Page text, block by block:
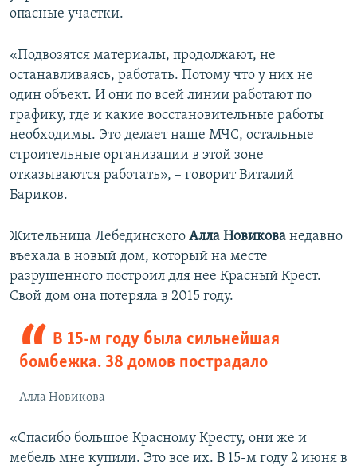
опасные участки.
«Подвозятся материалы, продолжают, не
останавливаясь, работать. Потому что у них не
один объект. И они по всей линии работают по
графику, где и какие восстановительные работы
необходимы. Это делает наше МЧС, остальные
строительные организации в этой зоне
отказываются работать», – говорит Виталий
Бариков.
Жительница Лебединского Алла Новикова недавно
въехала в новый дом, который на месте
разрушенного построил для нее Красный Крест.
Свой дом она потеряла в 2015 году.
В 15-м году была сильнейшая
бомбежка. 38 домов пострадало
Алла Новикова
«Спасибо большое Красному Кресту, они же и
мебель мне купили. Это все их. В 15-м году 2 июня в